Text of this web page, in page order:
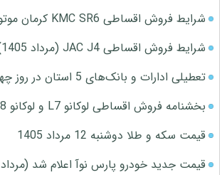
شرایط فروش اقساطی KMC SR6 کرمان موتور اعلام شد
شرایط فروش اقساطی JAC J4 (مرداد 1405)
تعطیلی ادارات و بانک‌های 5 استان در روز چهارشنبه
بخشنامه فروش اقساطی لوکانو L7 و لوکانو L8 (مرداد 1405)
قیمت سکه و طلا دوشنبه 12 مرداد 1405
قیمت جدید خودرو پارس نوآ اعلام شد (مرداد 1405)